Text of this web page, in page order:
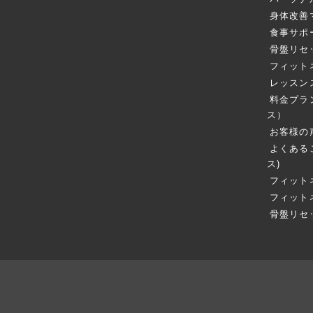
身体改善
食事サポ
骨盤リセ
フィット
レッスン
料金プラ
ス）
お客様の
よくある
ス)
フィット
フィット
骨盤リセ